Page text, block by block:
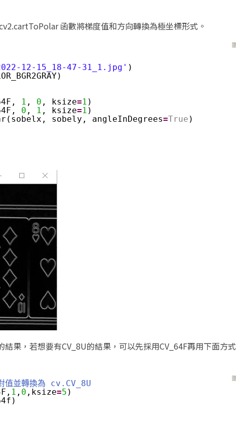
函數將梯度值和方向轉換為極坐標形式。
？
12-15_18-47-31_1.jpg' )
1 , 0 , ksize=1 )
0 , 1 , ksize=1 )
sobely, angleInDegrees=True )
結果，若想要有CV_8U的結果，可以先採用CV_64F再用下面方式
？
值並轉換為 cv.CV_8U
1 , 0 ,ksize=5 )